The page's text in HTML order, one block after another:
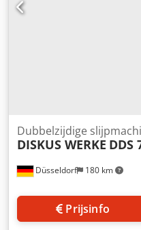
Aansluitvermogen ca. 52
Düsseldorf 180 km
Dubbelzijdige
DISKUS WERKE DDS
Prijsinfo